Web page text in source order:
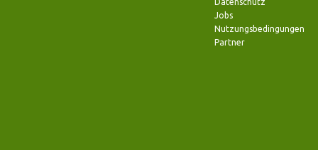
Jobs
Nutzungsbedingungen
Partner